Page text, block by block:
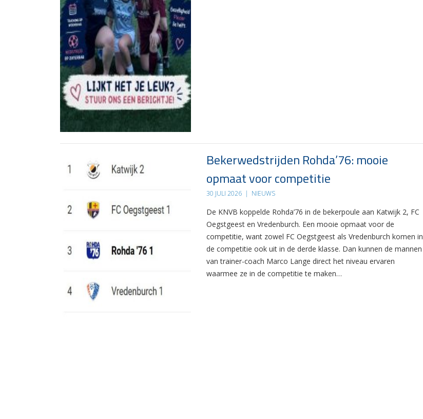
Bekerwedstrijden Rohda’76: mooie
opmaat voor competitie
30 JULI 2026 | NIEUWS
De KNVB koppelde Rohda’76 in de bekerpoule aan Katwijk 2, FC
Oegstgeest en Vredenburch. Een mooie opmaat voor de
competitie, want zowel FC Oegstgeest als Vredenburch komen in
de competitie ook uit in de derde klasse. Dan kunnen de mannen
van trainer-coach Marco Lange direct het niveau ervaren
waarmee ze in de competitie te maken…